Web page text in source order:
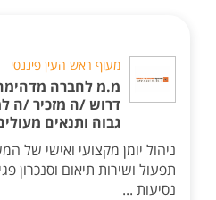
מעוף ראש העין פיננסי
מ.מ לחברה מדהימה
דרוש /ה מזכיר /ה
גבוה ותנאים
ניהול יומן מקצועי ואישי של
תפעול ושירות תיאום וסנכרון
נסיעות ...